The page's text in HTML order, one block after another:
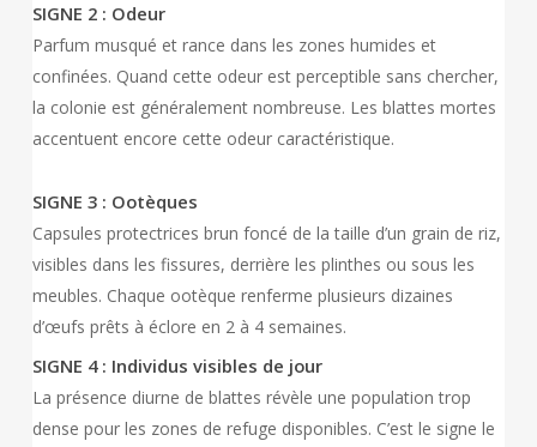
SIGNE 2 : Odeur
Parfum musqué et rance dans les zones humides et
confinées. Quand cette odeur est perceptible sans chercher,
la colonie est généralement nombreuse. Les blattes mortes
accentuent encore cette odeur caractéristique.
SIGNE 3 : Ootèques
Capsules protectrices brun foncé de la taille d’un grain de riz,
visibles dans les fissures, derrière les plinthes ou sous les
meubles. Chaque ootèque renferme plusieurs dizaines
d’œufs prêts à éclore en 2 à 4 semaines.
SIGNE 4 : Individus visibles de jour
La présence diurne de blattes révèle une population trop
dense pour les zones de refuge disponibles. C’est le signe le